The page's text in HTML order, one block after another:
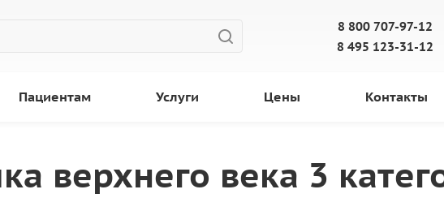
8 800 707-97-12
8 495 123-31-12
Пациентам Услуги Цены Контакты
верхнего века 3